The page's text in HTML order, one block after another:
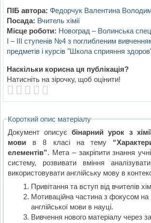
ПІБ автора: Федорчук Валентина
Посада: Вчитель хімії
Місце роботи: Новоград – Волинська
І – ІІІ ступенів №4 з поглибленим
предметів і курсів "Школа сприяння
Наскільки корисна ця публікація?
Натисніть на зірочку, щоб оцінити!
Короткий опис матеріалу
Документ описуєбінарний урок з
мови в 8 класі на тему
елементів”. Мета – закріпити знання
систему, розвивати вміння
використовувати англійську мову в
Привітання та вступ від вчителів
Мотиваційна частина з фокусом на
англійської мови в науці.
Вивчення нового матеріалу через